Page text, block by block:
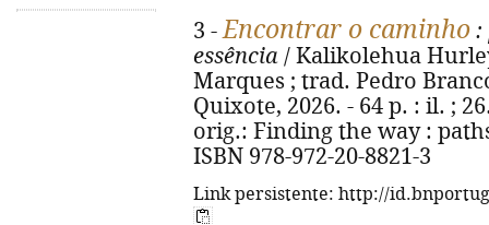
3 -Encontrar o caminho :
essência / Kalikolehua
Marques ; trad. Pedro
Quixote, 2026. - 64 p. : il. ;
orig.: Finding the way :
ISBN 978-972-20-8821-3
Link persistente: http://